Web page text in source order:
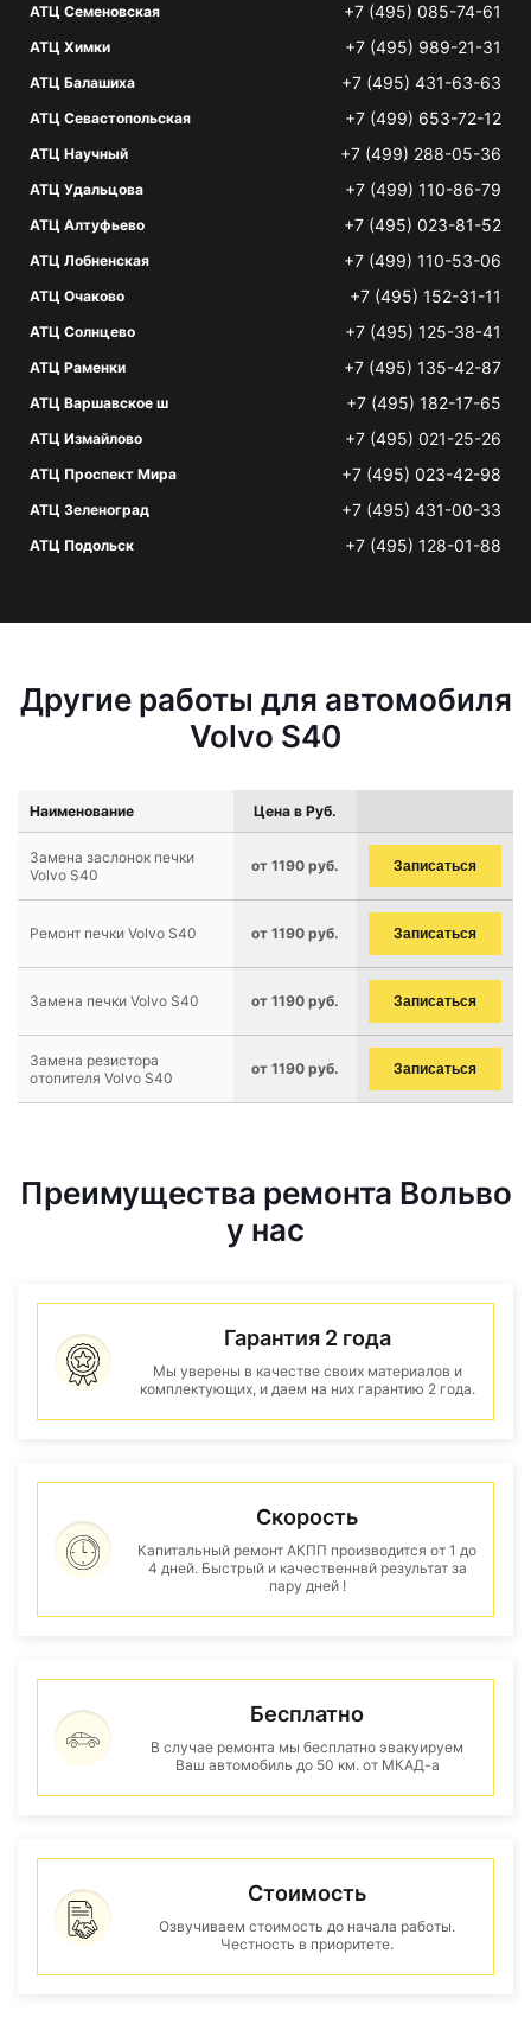
АТЦ Семеновская +7 (495) 085-74-61
АТЦ Химки +7 (495) 989-21-31
АТЦ Балашиха +7 (495) 431-63-63
АТЦ Севастопольская +7 (499) 653-72-12
АТЦ Научный +7 (499) 288-05-36
АТЦ Удальцова +7 (499) 110-86-79
АТЦ Алтуфьево +7 (495) 023-81-52
АТЦ Лобненская +7 (499) 110-53-06
АТЦ Очаково +7 (495) 152-31-11
АТЦ Солнцево +7 (495) 125-38-41
АТЦ Раменки +7 (495) 135-42-87
АТЦ Варшавское ш +7 (495) 182-17-65
АТЦ Измайлово +7 (495) 021-25-26
АТЦ Проспект Мира +7 (495) 023-42-98
АТЦ Зеленоград +7 (495) 431-00-33
АТЦ Подольск +7 (495) 128-01-88
Другие работы для автомобиля
Volvo S40
Наименование Цена в Руб.
Замена заслонок печки
Volvo S40
от 1190 руб. Записаться
Ремонт печки Volvo S40 от 1190 руб. Записаться
Замена печки Volvo S40 от 1190 руб. Записаться
Замена резистора
отопителя Volvo S40
от 1190 руб. Записаться
Преимущества ремонта Вольво
у нас
Гарантия 2 года
Мы уверены в качестве своих материалов и
комплектующих, и даем на них гарантию 2 года.
Скорость
Капитальный ремонт АКПП производится от 1 до
4 дней. Быстрый и качественнвй результат за
пару дней !
Бесплатно
В случае ремонта мы бесплатно эвакуируем
Ваш автомобиль до 50 км. от МКАД-а
Стоимость
Озвучиваем стоимость до начала работы.
Честность в приоритете.